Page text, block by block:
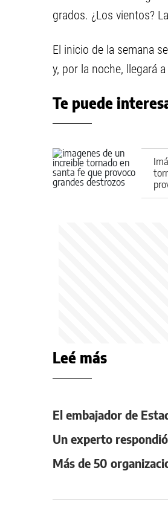
grados. ¿Los vientos?
El inicio de la semana
y, por la noche, llegará
Te puede
Leé más
El embajador de
Un experto
Más de 50